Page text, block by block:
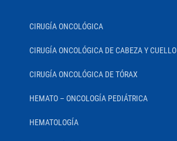
CIRUGÍA ONCOLÓGICA
CIRUGÍA ONCOLÓGICA DE CABEZA Y CUELLO
CIRUGÍA ONCOLÓGICA DE TÓRAX
HEMATO – ONCOLOGÍA PEDIÁTRICA
HEMATOLOGÍA